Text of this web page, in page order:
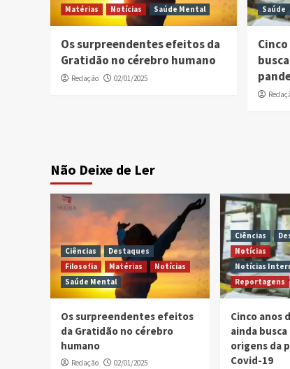
Matérias
Notícias Saúde Mental
Os surpreendentes efeitos da
Gratidão no cérebro humano
Redação 02/01/2025
Saúde
Não Deixe de Ler
Ciências
Destaques
Filosofia
Matérias
Notícias
Saúde Mental
Os surpreendentes efeitos
da Gratidão no cérebro
humano
Redação 02/01/2025
Ciências
Notícias
Notícias
Reportagens
Cinco anos
ainda
origens da
Covid-19